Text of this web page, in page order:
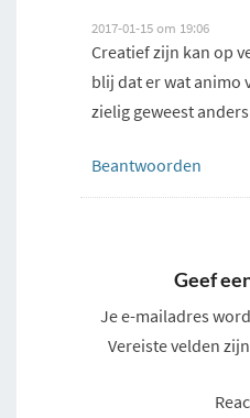
2017-01-15 om 19:06
Creatief zijn kan op
blij dat er wat animo
zielig geweest
Beantwoorden
Geef
Je e-mailadres
Vereiste velden